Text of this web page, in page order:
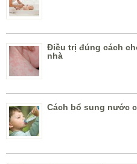
Điều trị đúng cách
nhà
Cách bổ sung nước